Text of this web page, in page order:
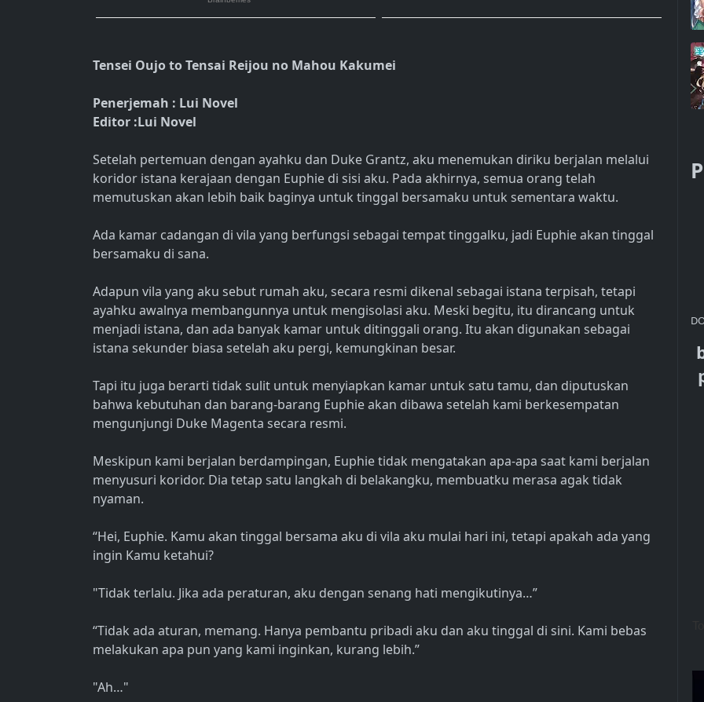
Tensei Oujo to Tensai Reijou no Mahou Kakumei
Penerjemah : Lui Novel
Editor :Lui Novel
Setelah pertemuan dengan ayahku dan Duke Grantz, aku menemukan diriku berjalan melalui
koridor istana kerajaan dengan Euphie di sisi aku. Pada akhirnya, semua orang telah
memutuskan akan lebih baik baginya untuk tinggal bersamaku untuk sementara waktu.
Ada kamar cadangan di vila yang berfungsi sebagai tempat tinggalku, jadi Euphie akan tinggal
bersamaku di sana.
Adapun vila yang aku sebut rumah aku, secara resmi dikenal sebagai istana terpisah, tetapi
ayahku awalnya membangunnya untuk mengisolasi aku. Meski begitu, itu dirancang untuk
menjadi istana, dan ada banyak kamar untuk ditinggali orang. Itu akan digunakan sebagai
istana sekunder biasa setelah aku pergi, kemungkinan besar.
Tapi itu juga berarti tidak sulit untuk menyiapkan kamar untuk satu tamu, dan diputuskan
bahwa kebutuhan dan barang-barang Euphie akan dibawa setelah kami berkesempatan
mengunjungi Duke Magenta secara resmi.
Meskipun kami berjalan berdampingan, Euphie tidak mengatakan apa-apa saat kami berjalan
menyusuri koridor. Dia tetap satu langkah di belakangku, membuatku merasa agak tidak
nyaman.
“Hei, Euphie. Kamu akan tinggal bersama aku di vila aku mulai hari ini, tetapi apakah ada yang
ingin Kamu ketahui?
"Tidak terlalu. Jika ada peraturan, aku dengan senang hati mengikutinya…”
“Tidak ada aturan, memang. Hanya pembantu pribadi aku dan aku tinggal di sini. Kami bebas
melakukan apa pun yang kami inginkan, kurang lebih.”
"Ah…"